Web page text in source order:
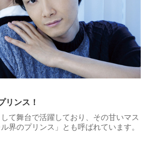
リンス！
て舞台で活躍しており、その甘いマス
界のプリンス」とも呼ばれています。